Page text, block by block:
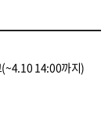
(~4.10 14:00까지)